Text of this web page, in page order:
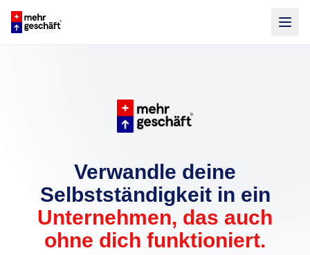
Verwandle deine
Selbstständigkeit in ein
Unternehmen, das auch
ohne dich funktioniert.